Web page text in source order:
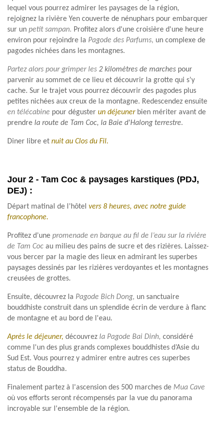
lequel vous pourrez admirer les paysages de la région,
rejoignez la rivière Yen couverte de nénuphars pour embarquer
sur un petit sampan. Profitez alors d'une croisière d'une heure
environ pour rejoindre la Pagode des Parfums, un complexe de
pagodes nichées dans les montagnes.
Partez alors pour grimper les 2 kilomètres de marches pour
parvenir au sommet de ce lieu et découvrir la grotte qui s’y
cache. Sur le trajet vous pourrez découvrir des pagodes plus
petites nichées aux creux de la montagne. Redescendez ensuite
en télécabine pour déguster un déjeuner bien mériter avant de
prendre la route de Tam Coc, la Baie d'Halong terrestre.
Diner libre et nuit au Clos du Fil.
Jour 2 - Tam Coc & paysages karstiques (PDJ,
DEJ) :
Départ matinal de l’hôtel vers 8 heures, avec notre guide
francophone.
Profitez d’une promenade en barque au fil de l’eau sur la rivière
de Tam Coc au milieu des pains de sucre et des rizières. Laissez-
vous bercer par la magie des lieux en admirant les superbes
paysages dessinés par les rizières verdoyantes et les montagnes
creusées de grottes.
Ensuite, découvrez la Pagode Bich Dong, un sanctuaire
bouddhiste construit dans un splendide écrin de verdure à flanc
de montagne et au bord de l'eau.
Après le déjeuner, découvrez la Pagode Bai Dinh, considéré
comme l'un des plus grands complexes bouddhistes d’Asie du
Sud Est. Vous pourrez y admirer entre autres ces superbes
status de Bouddha.
Finalement partez à l'ascension des 500 marches de Mua Cave
où vos efforts seront récompensés par la vue du panorama
incroyable sur l'ensemble de la région.